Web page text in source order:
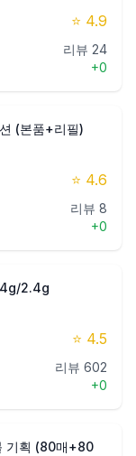
⭐ 4.9
리뷰 24
+0
(본품+리필)
⭐ 4.6
리뷰 8
+0
2.4g
⭐ 4.5
리뷰 602
+0
기획 (80매+80